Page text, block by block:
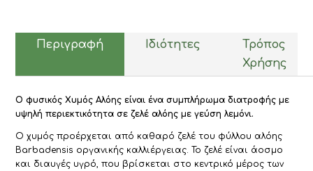
Περιγραφή Ιδιότητες
Τρόπος
Χρήσης
Ο φυσικός Χυμός Αλόης είναι ένα συμπλήρωμα διατροφής με
υψηλή περιεκτικότητα σε ζελέ αλόης με γεύση λεμόνι.
Ο χυμός προέρχεται από καθαρό ζελέ του φύλλου αλόης
Barbadensis οργανικής καλλιέργειας. Το ζελέ είναι άοσμο
και διαυγές υγρό, που βρίσκεται στο κεντρικό μέρος των